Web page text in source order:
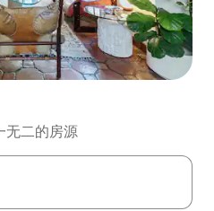
无二的房源
向键查看，或通过点击或滑动手势